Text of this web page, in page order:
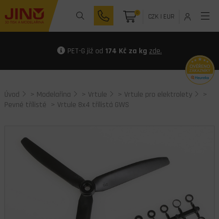
0 CZK| EUR
PET-G již od 174 Kč za kg zde.
Úvod > Modelařina > Vrtule > Vrtule pro elektrolety
>
Pevné třílisté > Vrtule 8x4 třílistá GWS